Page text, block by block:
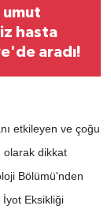
umut
hasta
aradı!
etkileyen ve çoğu
olarak dikkat
Bölümü'nden
İyot Eksikliği